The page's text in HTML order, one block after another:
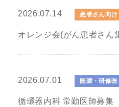
2026.07.14 患者さん向け
オレンジ会(がん患者さん
2026.07.01 医師・研修医
循環器内科 常勤医師募集